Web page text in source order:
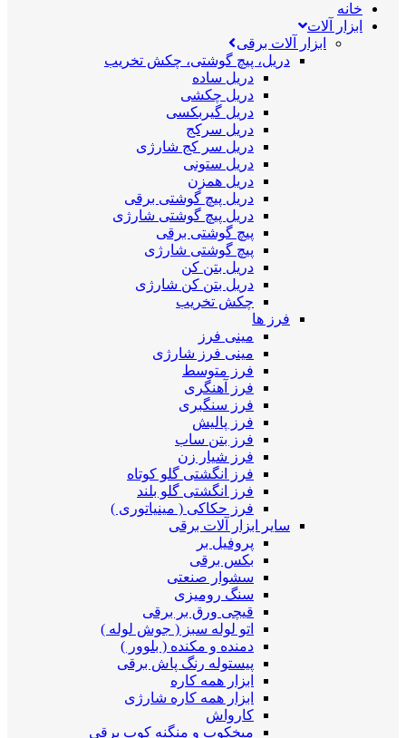
خانه
ابزار آلات
ابزار آلات برقی
دریل، پیچ گوشتی، چکش تخریب
دریل ساده
دریل چکشی
دریل گیربکسی
دریل سرکج
دریل سر کج شارژی
دریل ستونی
دریل همزن
دریل پیچ گوشتی برقی
دریل پیچ گوشتی شارژی
پیچ گوشتی برقی
پیچ گوشتی شارژی
دریل بتن کن
دریل بتن کن شارژی
چکش تخریب
فرز ها
مینی فرز
مینی فرز شارژی
فرز متوسط
فرز آهنگری
فرز سنگبری
فرز پالیش
فرز بتن ساب
فرز شیار زن
فرز انگشتی گلو کوتاه
فرز انگشتی گلو بلند
فرز حکاکی ( مینیاتوری )
سایر ابزار آلات برقی
پروفیل بر
بکس برقی
سشوار صنعتی
سنگ رومیزی
قیچی ورق بر برقی
اتو لوله سبز ( جوش لوله )
دمنده و مکنده ( بلوور )
پیستوله رنگ پاش برقی
ابزار همه کاره
ابزار همه کاره شارژی
کارواش
میخکوب و منگنه کوب برقی